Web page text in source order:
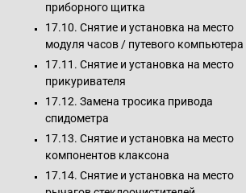
приборного щитка
17.10. Снятие и установка на место
модуля часов / путевого компьютера
17.11. Снятие и установка на место
прикуривателя
17.12. Замена тросика привода
спидометра
17.13. Снятие и установка на место
компонентов клаксона
17.14. Снятие и установка на место